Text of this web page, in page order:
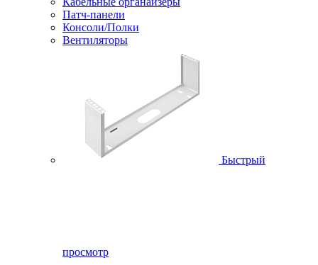
Патч-панели
Консоли/Полки
Вентиляторы
Быстрый
просмотр